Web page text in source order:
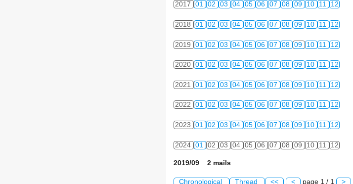
2017 01 02 03 04 05 06 07 08 09 10 11 12
2018 01 02 03 04 05 06 07 08 09 10 11 12
2019 01 02 03 04 05 06 07 08 09 10 11 12
2020 01 02 03 04 05 06 07 08 09 10 11 12
2021 01 02 03 04 05 06 07 08 09 10 11 12
2022 01 02 03 04 05 06 07 08 09 10 11 12
2023 01 02 03 04 05 06 07 08 09 10 11 12
2024 01 02 03 04 05 06 07 08 09 10 11 12
2019/09 2 mails
Chronological Thread << < page 1 / 1 >